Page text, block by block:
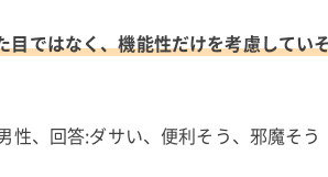
目ではなく、機能性だけを考慮してい
性、回答:ダサい、便利そう、邪魔そう